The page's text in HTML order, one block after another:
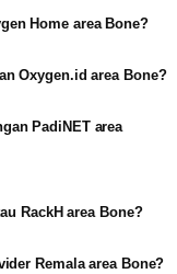
Home area Bone?
Oxygen.id area Bone?
PadiNET area
RackH area Bone?
Remala area Bone?